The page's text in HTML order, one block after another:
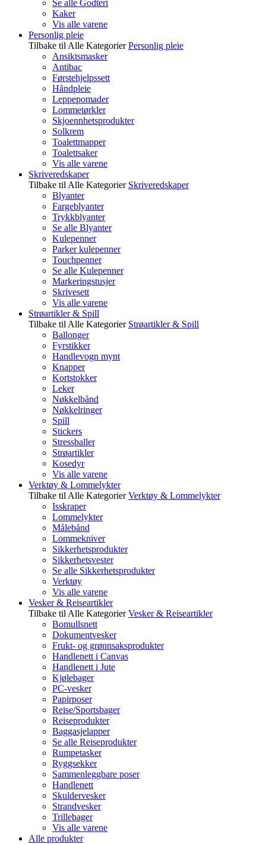
Se alle Godteri
Kaker
Vis alle varene
Personlig pleie
Tilbake til Alle Kategorier Personlig pleie
Ansiktsmasker
Antibac
Førstehjelpssett
Håndpleie
Leppepomader
Lommetørkler
Skjoennhetsprodukter
Solkrem
Toalettmapper
Toalettsaker
Vis alle varene
Skriveredskaper
Tilbake til Alle Kategorier Skriveredskaper
Blyanter
Fargeblyanter
Trykkblyanter
Se alle Blyanter
Kulepenner
Parker kulepenner
Touchpenner
Se alle Kulepenner
Markeringstusjer
Skrivesett
Vis alle varene
Strøartikler & Spill
Tilbake til Alle Kategorier Strøartikler & Spill
Ballonger
Fyrstikker
Handlevogn mynt
Knapper
Kortstokker
Leker
Nøkkelbånd
Nøkkelringer
Spill
Stickers
Stressballer
Strøartikler
Kosedyr
Vis alle varene
Verktøy & Lommelykter
Tilbake til Alle Kategorier Verktøy & Lommelykter
Isskraper
Lommelykter
Målebånd
Lommekniver
Sikkerhetsprodukter
Sikkerhetsvester
Se alle Sikkerhetsprodukter
Verktøy
Vis alle varene
Vesker & Reiseartikler
Tilbake til Alle Kategorier Vesker & Reiseartikler
Bomullsnett
Dokumentvesker
Frukt- og grønnsaksprodukter
Handlenett i Canvas
Handlenett i Jute
Kjølebager
PC-vesker
Papirposer
Reise/Sportsbager
Reiseprodukter
Baggasjelapper
Se alle Reiseprodukter
Rumpetasker
Ryggsekker
Sammenleggbare poser
Handlenett
Skuldervesker
Strandvesker
Trillebager
Vis alle varene
Alle produkter